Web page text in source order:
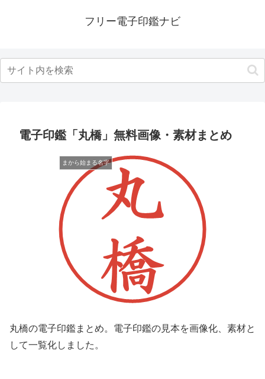
フリー電子印鑑ナビ
電子印鑑「丸橋」無料画像・素材まとめ
まから始まる名字
丸橋の電子印鑑まとめ。電子印鑑の見本を画像化、素材と
して一覧化しました。